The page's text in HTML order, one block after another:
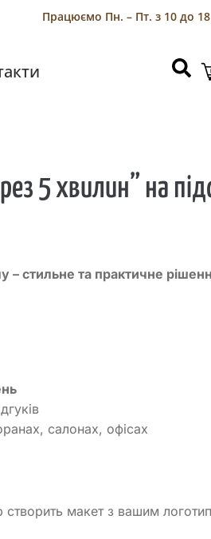
Працюємо Пн. – Пт. з 10 до
5 хвилин” на
– стильне та практичне
салонах, офісах
створить макет з вашим